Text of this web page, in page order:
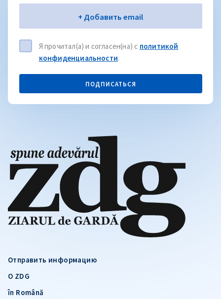
Отправить информацию
О ZDG
în Română
Электронная почта+ Добавить email
Я прочитал(а) и согласен(на) с политикой
конфиденциальности.
ПОДПИСАТЬСЯ